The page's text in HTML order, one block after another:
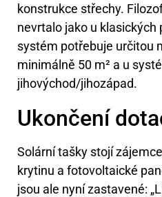
konstrukce střechy.
nevrtalo jako u klasických
systém potřebuje určitou
minimálně 50 m² a u
jihovýchod/jihozápad.
Ukončení
Solární tašky stojí
krytinu a fotovoltaické
jsou ale nyní zastavené: